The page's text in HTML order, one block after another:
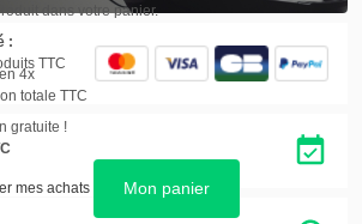
dans votre panier.
:
TTC
totale TTC
gratuite !
mes achats Mon panier
4x